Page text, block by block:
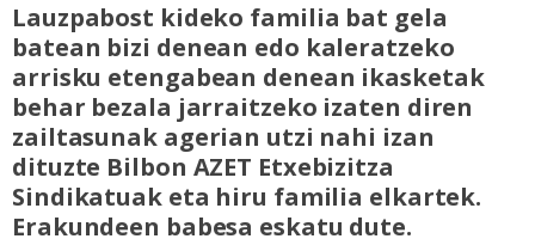
Lauzpabost kideko familia bat gela
batean bizi denean edo kaleratzeko
arrisku etengabean denean ikasketak
behar bezala jarraitzeko izaten diren
zailtasunak agerian utzi nahi izan
dituzte Bilbon AZET Etxebizitza
Sindikatuak eta hiru familia elkartek.
Erakundeen babesa eskatu dute.